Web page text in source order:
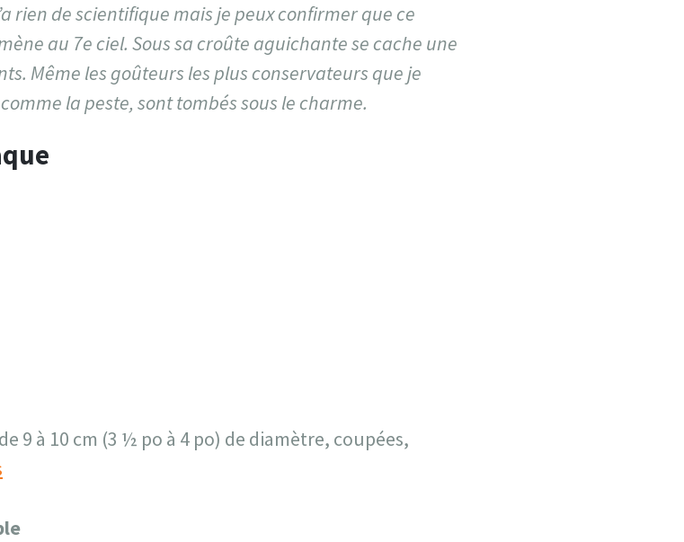
rien de scientifique mais je peux confirmer que ce
au 7e ciel. Sous sa croûte aguichante se cache une
Même les goûteurs les plus conservateurs que je
la peste, sont tombés sous le charme.
de 9 à 10 cm (3 ½ po à 4 po) de diamètre, coupées,